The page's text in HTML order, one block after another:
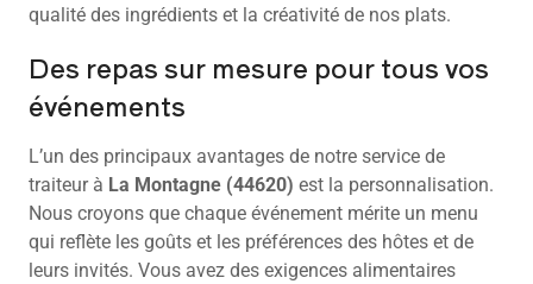
qualité des ingrédients et la créativité de nos plats.
Des repas sur mesure pour tous vos
événements
L’un des principaux avantages de notre service de
traiteur à La Montagne (44620) est la personnalisation.
Nous croyons que chaque événement mérite un menu
qui reflète les goûts et les préférences des hôtes et de
leurs invités. Vous avez des exigences alimentaires